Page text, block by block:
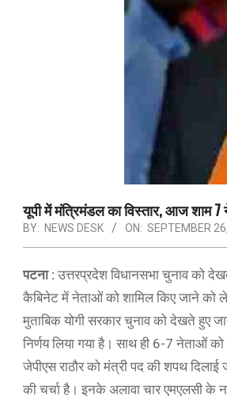
यूपी में मंत्रिमंडल का विस्तार, आज शाम
BY: NEWS DESK ON: SEPTEMBER
पटना : उत्तरप्रदेश विधानसभा चुनाव को
कैबिनेट में नेताओं को शामिल किए जाने को
मुताबिक योगी सरकार चुनाव को देखते हुए
निर्णय लिया गया है। साथ ही 6-7 नेताओं
जेपीएस राठौर को मंत्री पद की शपथ
की चर्चा है। इनके अलावा चार एमएलसी के